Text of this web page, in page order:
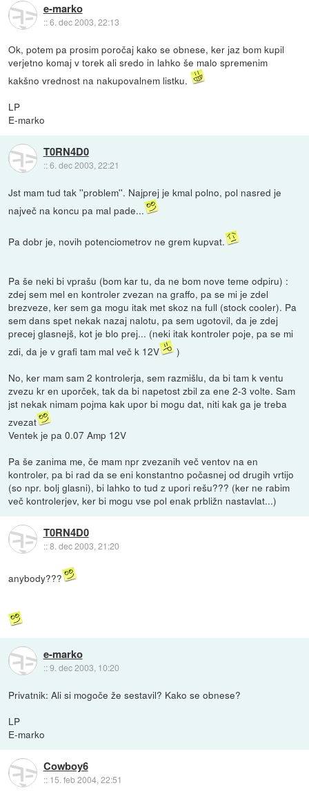
e-marko
::6. dec 2003, 22:13
Ok, potem pa prosim poročaj kako se obnese, ker jaz bom kupil
verjetno komaj v torek ali sredo in lahko še malo spremenim
kakšno vrednost na nakupovalnem listku.
LP
E-marko
T0RN4D0
::6. dec 2003, 22:21
Jst mam tud tak ''problem''. Najprej je kmal polno, pol nasred je
največ na koncu pa mal pade...
Pa dobr je, novih potenciometrov ne grem kupvat.
Pa še neki bi vprašu (bom kar tu, da ne bom nove teme odpiru) :
zdej sem mel en kontroler zvezan na graffo, pa se mi je zdel
brezveze, ker sem ga mogu itak met skoz na full (stock cooler). Pa
sem dans spet nekak nazaj nalotu, pa sem ugotovil, da je zdej
precej glasnejš, kot je blo prej... (neki itak kontroler poje, pa se mi
zdi, da je v grafi tam mal več k 12V
)
No, ker mam sam 2 kontrolerja, sem razmišlu, da bi tam k ventu
zvezu kr en uporček, tak da bi napetost zbil za ene 2-3 volte. Sam
jst nekak nimam pojma kak upor bi mogu dat, niti kak ga je treba
zvezat
Ventek je pa 0.07 Amp 12V
Pa še zanima me, če mam npr zvezanih več ventov na en
kontroler, pa bi rad da se eni konstantno počasnej od drugih vrtijo
(so npr. bolj glasni), bi lahko to tud z upori rešu??? (ker ne rabim
več kontrolerjev, ker bi mogu vse pol enak prbližn nastavlat...)
T0RN4D0
::8. dec 2003, 21:20
anybody???
e-marko
::9. dec 2003, 10:20
Privatnik: Ali si mogoče že sestavil? Kako se obnese?
LP
E-marko
Cowboy6
:: 15. feb 2004, 22:51